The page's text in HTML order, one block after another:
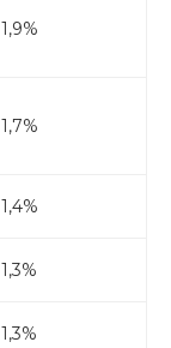
1,9%
1,7%
1,4%
1,3%
1,3%